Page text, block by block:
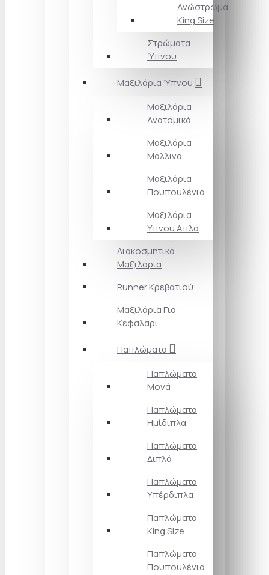
Ανώστρωμα
King Size
Στρώματα
Ύπνου
Μαξιλάρια Ύπνου
Μαξιλάρια
Ανατομικά
Μαξιλάρια
Μάλλινα
Μαξιλάρια
Πουπουλένια
Μαξιλάρια
Υπνου Απλά
Διακοσμητικά
Μαξιλάρια
Runner Κρεβατιού
Μαξιλάρια Για
Κεφαλάρι
Παπλώματα
Παπλώματα
Μονά
Παπλώματα
Ημίδιπλα
Παπλώματα
Διπλά
Παπλώματα
Υπέρδιπλα
Παπλώματα
King Size
Παπλώματα
Πουπουλένια